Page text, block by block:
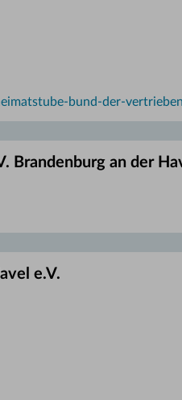
bund-der-
Brandenburg an der
e.V.